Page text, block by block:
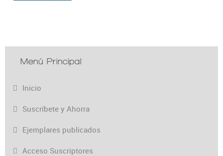
Menú Principal
Inicio
Suscríbete y Ahorra
Ejemplares publicados
Acceso Suscriptores